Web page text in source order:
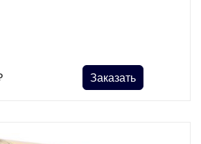
Заказать